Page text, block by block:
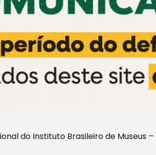
do Instituto Brasileiro de